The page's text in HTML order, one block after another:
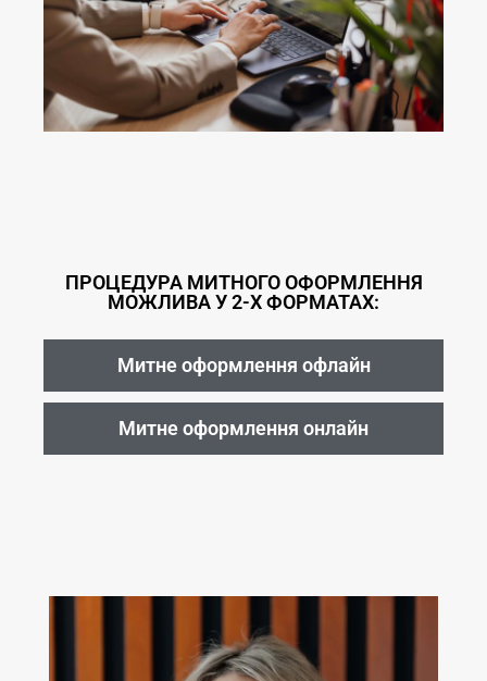
ПРОЦЕДУРА МИТНОГО ОФОРМЛЕННЯ
МОЖЛИВА У 2-Х ФОРМАТАХ:
Митне оформлення офлайн
Митне оформлення онлайн